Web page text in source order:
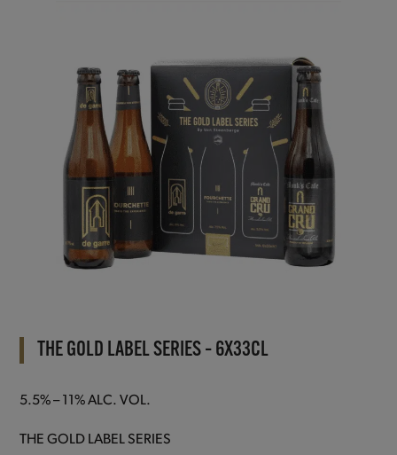
THE GOLD LABEL SERIES – 6X33CL
5.5% – 11% ALC. VOL.
THE GOLD LABEL SERIES